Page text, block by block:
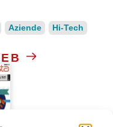
Aziende
Hi-Tech